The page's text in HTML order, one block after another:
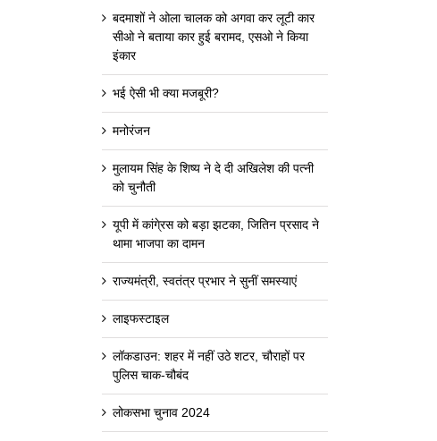
बदमाशों ने ओला चालक को अगवा कर लूटी कार
सीओ ने बताया कार हुई बरामद, एसओ ने किया
इंकार
भई ऐसी भी क्या मजबूरी?
मनोरंजन
मुलायम सिंह के शिष्य ने दे दी अखिलेश की पत्नी
को चुनौती
यूपी में कांगे्रस को बड़ा झटका, जितिन प्रसाद ने
थामा भाजपा का दामन
राज्यमंत्री, स्वतंत्र प्रभार ने सुनीं समस्याएं
लाइफस्टाइल
लॉकडाउन: शहर में नहीं उठे शटर, चौराहों पर
पुलिस चाक-चौबंद
लोकसभा चुनाव 2024